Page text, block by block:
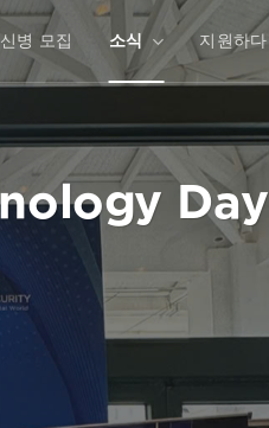
신병 모집 소식 지원하다
Day